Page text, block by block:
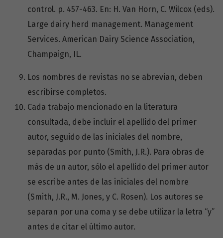
control. p. 457-463. En: H. Van Horn, C. Wilcox (eds).
Large dairy herd management. Management
Services. American Dairy Science Association,
Champaign, IL.
Los nombres de revistas no se abrevian, deben
escribirse completos.
Cada trabajo mencionado en la literatura
consultada, debe incluir el apellido del primer
autor, seguido de las iniciales del nombre,
separadas por punto (Smith, J.R.). Para obras de
más de un autor, sólo el apellido del primer autor
se escribe antes de las iniciales del nombre
(Smith, J.R., M. Jones, y C. Rosen). Los autores se
separan por una coma y se debe utilizar la letra “y”
antes de citar el último autor.